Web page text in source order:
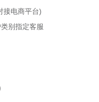
电商平台)
别指定客服